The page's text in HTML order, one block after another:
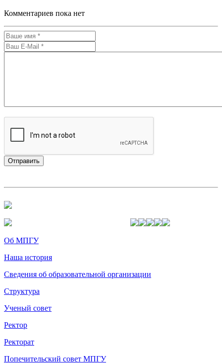
Комментариев пока нет
Об МПГУ
Наша история
Сведения об образовательной организации
Структура
Ученый совет
Ректор
Ректорат
Попечительский совет МПГУ